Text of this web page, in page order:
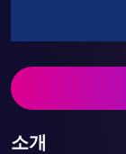
소개